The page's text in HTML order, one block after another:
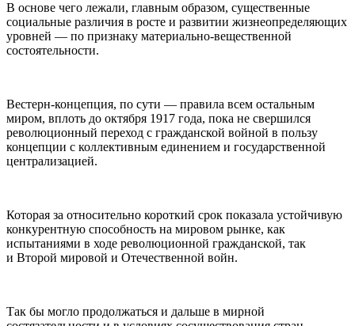
В основе чего лежали, главным образом, существенные
социальные различия в росте и развитии жизнеопределяющих
уровней — по признаку материально-вещественной
состоятельности.
Вестерн-концепция, по сути — правила всем остальным
миром, вплоть до октября 1917 года, пока не свершился
революционный переход с гражданской войной в пользу
концепции с коллективным единением и государственной
централизацией.
Которая за относительно короткий срок показала устойчивую
конкурентную способность на мировом рынке, как
испытаниями в ходе революционной гражданской, так
и Второй мировой и Отечественной войн.
Так бы могло продолжаться и дальше в мирной